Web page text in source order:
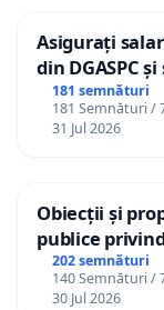
Asigurați
din DGASPC
181 semnături
181 Semnături /
31 Jul 2026
Obiecții și
publice
(PUG) Ialoveni
202 semnături
140 Semnături /
30 Jul 2026